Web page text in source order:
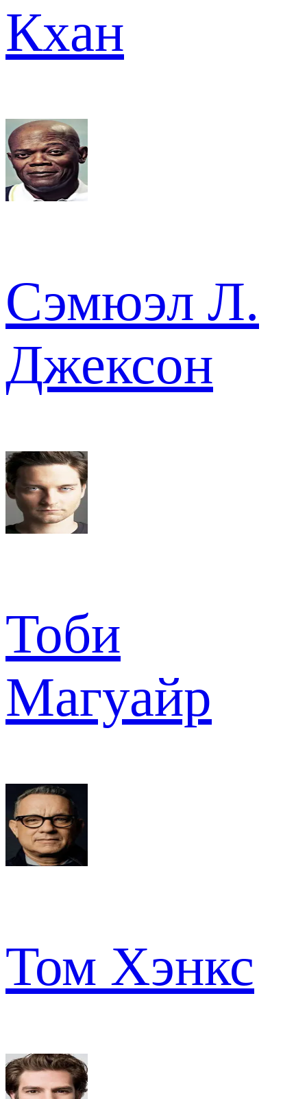
Кхан
Сэмюэл Л.
Джексон
Тоби
Магуайр
Том Хэнкс